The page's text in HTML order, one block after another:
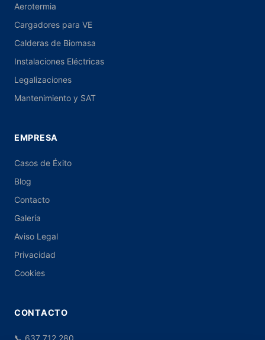
Aerotermia
Cargadores para VE
Calderas de Biomasa
Instalaciones Eléctricas
Legalizaciones
Mantenimiento y SAT
EMPRESA
Casos de Éxito
Blog
Contacto
Galería
Aviso Legal
Privacidad
Cookies
CONTACTO
📞 637 712 280